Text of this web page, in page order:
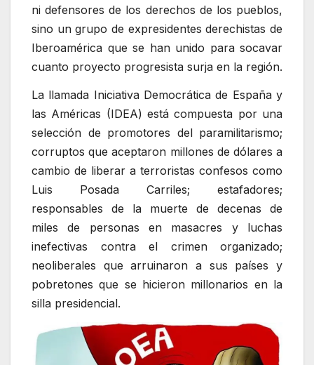
ni defensores de los derechos de los pueblos,
sino un grupo de expresidentes derechistas de
Iberoamérica que se han unido para socavar
cuanto proyecto progresista surja en la región.
La llamada Iniciativa Democrática de España y
las Américas (IDEA) está compuesta por una
selección de promotores del paramilitarismo;
corruptos que aceptaron millones de dólares a
cambio de liberar a terroristas confesos como
Luis Posada Carriles; estafadores;
responsables de la muerte de decenas de
miles de personas en masacres y luchas
inefectivas contra el crimen organizado;
neoliberales que arruinaron a sus países y
pobretones que se hicieron millonarios en la
silla presidencial.